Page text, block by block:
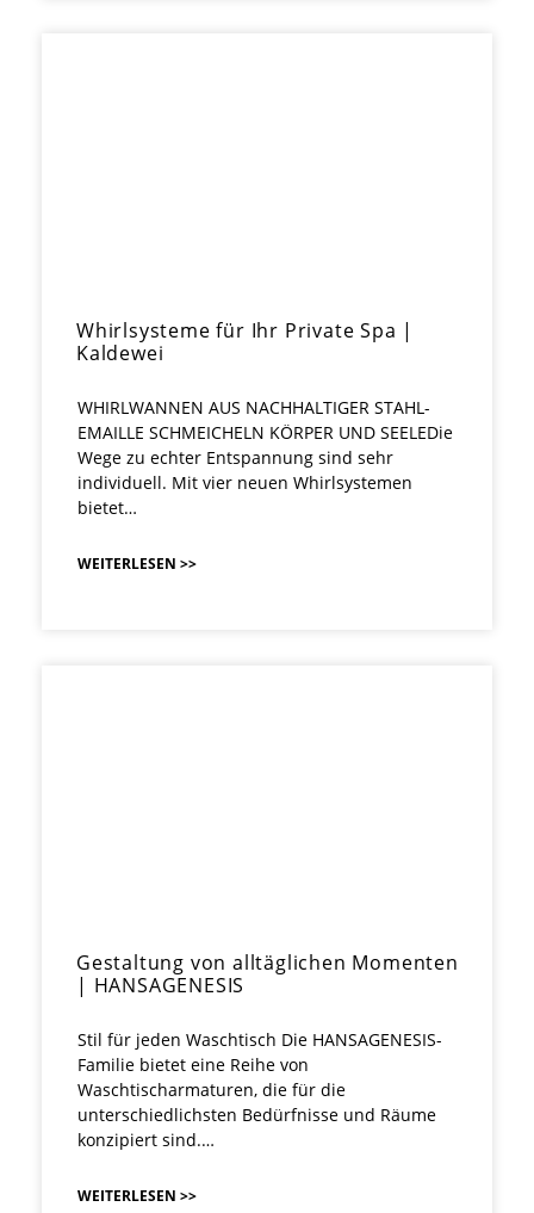
Whirlsysteme für Ihr Private Spa |
Kaldewei
WHIRLWANNEN AUS NACHHALTIGER STAHL-
EMAILLE SCHMEICHELN KÖRPER UND SEELEDie
Wege zu echter Entspannung sind sehr
individuell. Mit vier neuen Whirlsystemen
bietet…
WEITERLESEN >>
Gestaltung von alltäglichen Momenten
| HANSAGENESIS
Stil für jeden Waschtisch Die HANSAGENESIS-
Familie bietet eine Reihe von
Waschtischarmaturen, die für die
unterschiedlichsten Bedürfnisse und Räume
konzipiert sind.…
WEITERLESEN >>